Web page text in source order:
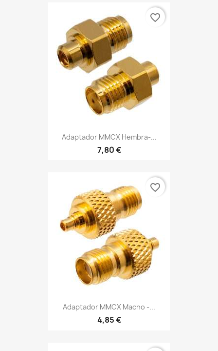
Adaptador MMCX Hembra-...
7,80 €
favorite_border
Adaptador MMCX Macho -...
4,85 €
favorite_border